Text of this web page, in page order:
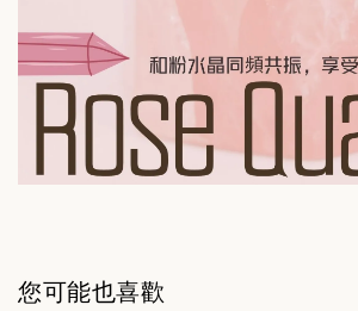
您可能也喜歡